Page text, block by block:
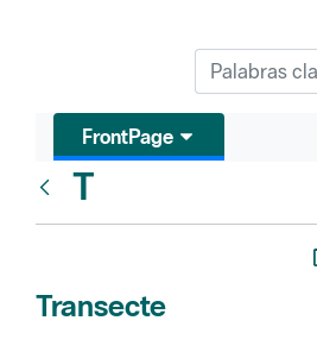
FrontPage
T
Transecte